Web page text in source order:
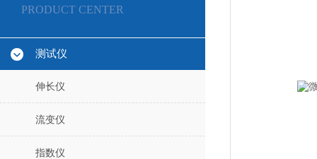
PRODUCT CENTER
测试仪
伸长仪
流变仪
指数仪